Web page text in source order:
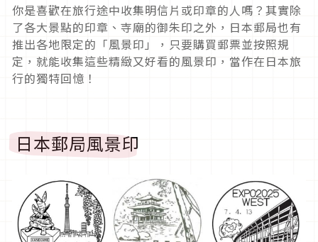
你是喜歡在旅行途中收集明信片或印章的人嗎？其實除
了各大景點的印章、寺廟的御朱印之外，日本郵局也有
推出各地限定的「風景印」，只要購買郵票並按照規
定，就能收集這些精緻又好看的風景印，當作在日本旅
行的獨特回憶！
日本郵局風景印